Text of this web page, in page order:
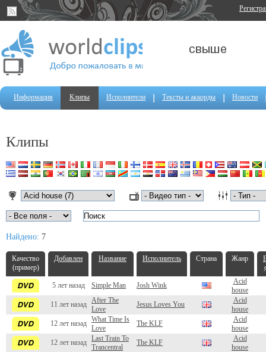
Информация Клипы Исполнители Тексты и аккорды Новости
Клипы
Найдено: 7
Качество
(пример)
Добавлен Название Исполнитель Страна Жанр
5 лет назад Simple Man Josh Wink
Acid
house
11 лет назад
After The
Love
Jesus Loves You
Acid
house
12 лет назад
What Time Is
Love
The KLF
Acid
house
12 лет назад
Last Train To
Trancentral
The KLF
Acid
house